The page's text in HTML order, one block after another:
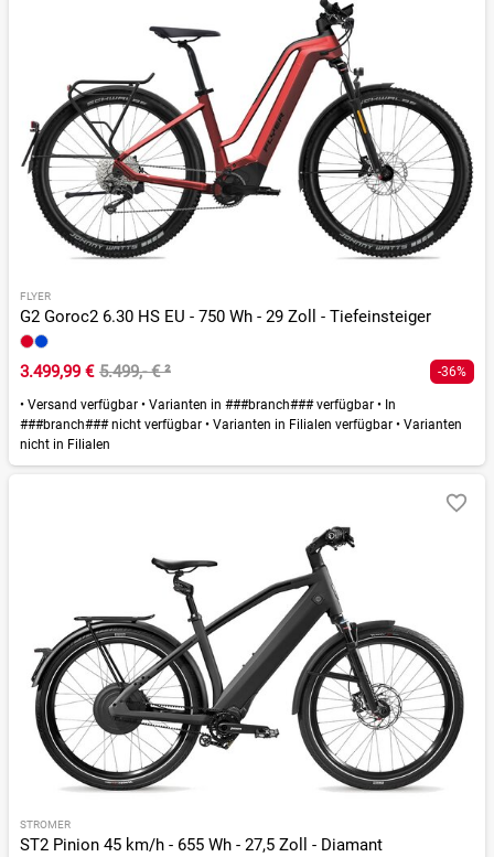
FLYER
G2 Goroc2 6.30 HS EU - 750 Wh - 29 Zoll - Tiefeinsteiger
3.499,99 € 5.499,- €² -36%
• Versand verfügbar • Varianten in ###branch### verfügbar • In
###branch### nicht verfügbar • Varianten in Filialen verfügbar • Varianten
nicht in Filialen
STROMER
ST2 Pinion 45 km/h - 655 Wh - 27,5 Zoll - Diamant